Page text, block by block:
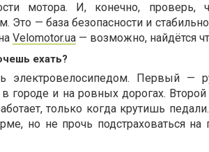
мотора. И, конечно, проверь,
Это — база безопасности и
Velomotor.ua — возможно, найдётся
ехать?
электровелосипедом. Первый —
городе и на ровных дорогах. Второй
только когда крутишь
но не прочь подстраховаться